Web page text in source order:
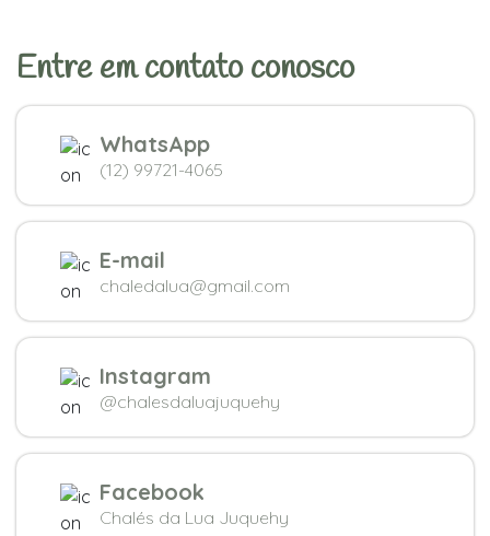
Entre em contato conosco
WhatsApp
(12) 99721-4065
E-mail
chaledalua@gmail.com
Instagram
@chalesdaluajuquehy
Facebook
Chalés da Lua Juquehy